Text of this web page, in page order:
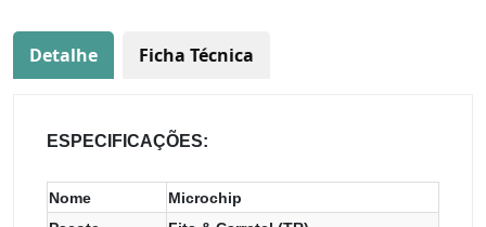
Detalhe Ficha Técnica
ESPECIFICAÇÕES:
Nome
Microchip